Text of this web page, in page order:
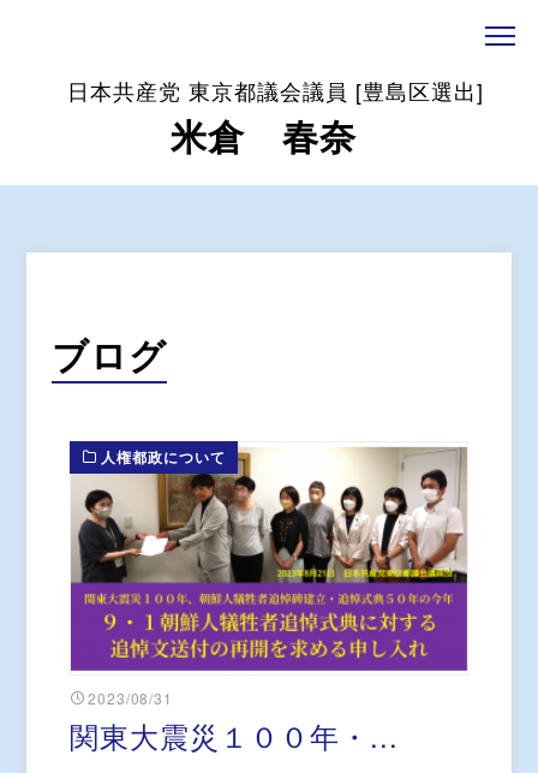
日本共産党 東京都議会議員 [豊島区選出]
米倉 春奈
ブログ
人権都政について
2023/08/31
関東大震災１００年・...